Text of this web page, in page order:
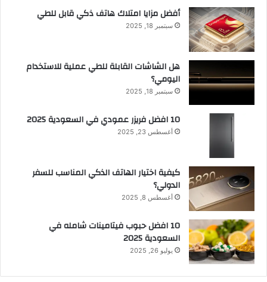
أفضل مزايا امتلاك هاتف ذكي قابل للطي
سبتمبر 18, 2025
هل الشاشات القابلة للطي عملية للاستخدام
اليومي؟
سبتمبر 18, 2025
10 افضل فريزر عمودي​ في السعودية​ 2025
أغسطس 23, 2025
كيفية اختيار الهاتف الذكي المناسب للسفر
الدولي؟
أغسطس 8, 2025
10 افضل حبوب فيتامينات شامله​ في
السعودية 2025
يوليو 26, 2025